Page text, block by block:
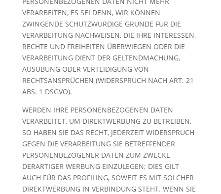
VERARBEITEN, ES SEI DENN, WIR KÖNNEN
ZWINGENDE SCHUTZWÜRDIGE GRÜNDE FÜR DIE
VERARBEITUNG NACHWEISEN, DIE IHRE INTERESSEN,
RECHTE UND FREIHEITEN ÜBERWIEGEN ODER DIE
VERARBEITUNG DIENT DER GELTENDMACHUNG,
AUSÜBUNG ODER VERTEIDIGUNG VON
RECHTSANSPRÜCHEN (WIDERSPRUCH NACH ART. 21
ABS. 1 DSGVO).
WERDEN IHRE PERSONENBEZOGENEN DATEN
VERARBEITET, UM DIREKTWERBUNG ZU BETREIBEN,
SO HABEN SIE DAS RECHT, JEDERZEIT WIDERSPRUCH
GEGEN DIE VERARBEITUNG SIE BETREFFENDER
PERSONENBEZOGENER DATEN ZUM ZWECKE
DERARTIGER WERBUNG EINZULEGEN; DIES GILT
AUCH FÜR DAS PROFILING, SOWEIT ES MIT SOLCHER
DIREKTWERBUNG IN VERBINDUNG STEHT. WENN SIE